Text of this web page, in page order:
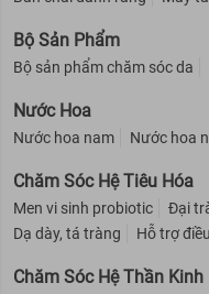
Bộ Sản Phẩm
Bộ sản phẩm chăm sóc da
Nước Hoa
Nước hoa nam Nước hoa
Chăm Sóc Hệ Tiêu Hóa
Men vi sinh probiotic Đại
Dạ dày, tá tràng
Hỗ trợ
Chăm Sóc Hệ Thần Kinh